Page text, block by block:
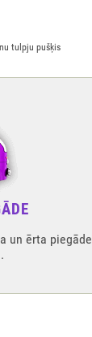
tulpju pušķis
un ērta piegāde